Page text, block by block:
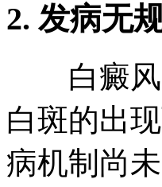
2. 发病无
白癜风
白斑的出
病机制尚